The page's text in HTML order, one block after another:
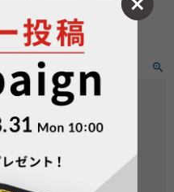
CITYSCAPE
No.60692：横型トート
37cm